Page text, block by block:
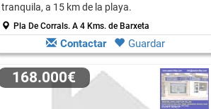
tranquila, a 15 km de la playa.
Pla De Corrals. A 4 Kms. de Barxeta
Contactar Guardar
168.000€